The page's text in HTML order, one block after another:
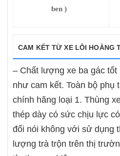
ben )
CAM KẾT TỪ XE LÔI HOÀNG
– Chất lượng xe ba gác
như cam kết. Toàn bộ phụ
chính hãng loại 1. Thùng
thép dày có sức chịu lực
đối nói không với sử dụng
lượng trà trộn trên thị